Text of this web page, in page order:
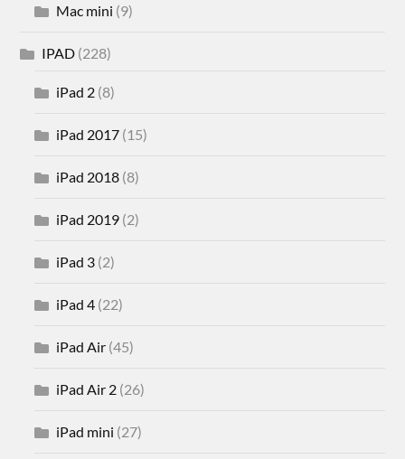
Mac mini (9)
IPAD (228)
iPad 2 (8)
iPad 2017 (15)
iPad 2018 (8)
iPad 2019 (2)
iPad 3 (2)
iPad 4 (22)
iPad Air (45)
iPad Air 2 (26)
iPad mini (27)